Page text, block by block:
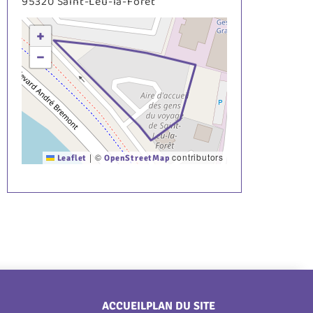
+
−
Leaflet | ©OpenStreetMap contributors
ACCUEILPLAN DU SITE